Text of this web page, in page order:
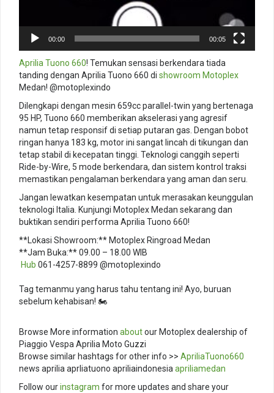
00:00 00:05
Aprilia Tuono 660! Temukan sensasi berkendara tiada
tanding dengan Aprilia Tuono 660 di showroom Motoplex
Medan! @motoplexindo
Dilengkapi dengan mesin 659cc parallel-twin yang bertenaga
95 HP, Tuono 660 memberikan akselerasi yang agresif
namun tetap responsif di setiap putaran gas. Dengan bobot
ringan hanya 183 kg, motor ini sangat lincah di tikungan dan
tetap stabil di kecepatan tinggi. Teknologi canggih seperti
Ride-by-Wire, 5 mode berkendara, dan sistem kontrol traksi
memastikan pengalaman berkendara yang aman dan seru.
Jangan lewatkan kesempatan untuk merasakan keunggulan
teknologi Italia. Kunjungi Motoplex Medan sekarang dan
buktikan sendiri performa Aprilia Tuono 660!
**Lokasi Showroom:** Motoplex Ringroad Medan
**Jam Buka:** 09.00 – 18.00 WIB
Hub 061-4257-8899 @motoplexindo
Tag temanmu yang harus tahu tentang ini! Ayo, buruan
sebelum kehabisan! 🏍️
Browse More information aboutour Motoplex dealership of
Piaggio Vespa Aprilia Moto Guzzi
Browse similar hashtags for other info >> ApriliaTuono660
news aprilia aprliatuono apriliaindonesia apriliamedan
Follow ourinstagram for more updates and share your